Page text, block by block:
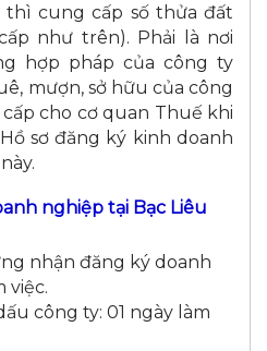
thì cung cấp số thửa đất
như trên). Phải là nơi
hợp pháp của công ty
mượn, sở hữu của công
cho cơ quan Thuế khi
sơ đăng ký kinh doanh
nghiệp tại Bạc Liêu
nhận đăng ký doanh
việc.
công ty: 01 ngày làm